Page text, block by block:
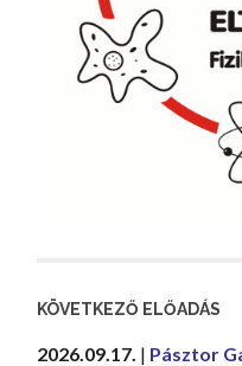
KÖVETKEZŐ ELŐADÁS
2026.09.17. | Pásztor